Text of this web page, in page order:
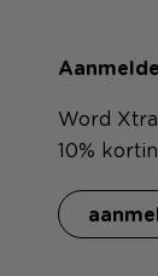
Word
10%